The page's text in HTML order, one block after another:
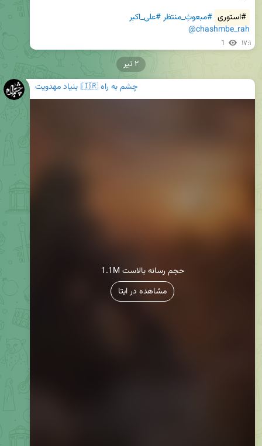
#استوری #مبعوثِ_منتظر#علی_اکبر
@chashmbe_rah
1 ۱۷:۱
چشم به راه 🇮🇷| بنیاد مهدویت
1.1M حجم رسانه بالاست
مشاهده در ایتا
۲ تیر